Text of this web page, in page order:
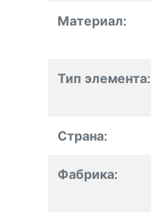
Материал:
Тип элемента:
Страна:
Фабрика: